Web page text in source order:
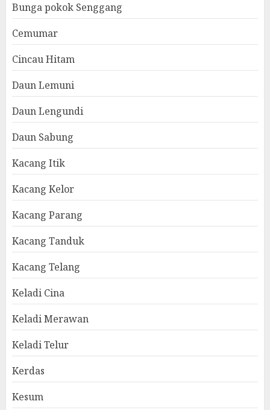
Bunga pokok Senggang
Cemumar
Cincau Hitam
Daun Lemuni
Daun Lengundi
Daun Sabung
Kacang Itik
Kacang Kelor
Kacang Parang
Kacang Tanduk
Kacang Telang
Keladi Cina
Keladi Merawan
Keladi Telur
Kerdas
Kesum